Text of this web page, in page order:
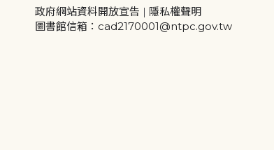
政府網站資料開放宣告 | 隱私權聲明
圖書館信箱：cad2170001@ntpc.gov.tw